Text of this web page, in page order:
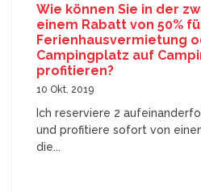
Wie können Sie in der
einem Rabatt von 50%
Ferienhausvermietung
Campingplatz auf
profitieren?
10 Okt. 2019
Ich reserviere 2
und profitiere sofort von
die...